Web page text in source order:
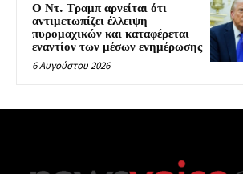
Ο Ντ. Τραμπ αρνείται ότι
αντιμετωπίζει έλλειψη
πυρομαχικών και καταφέρεται
εναντίον των μέσων ενημέρωσης
6 Αυγούστου 2026